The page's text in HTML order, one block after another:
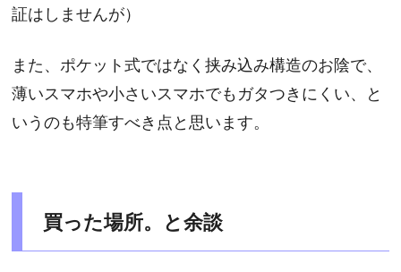
証はしませんが）
また、ポケット式ではなく挟み込み構造のお陰で、
薄いスマホや小さいスマホでもガタつきにくい、と
いうのも特筆すべき点と思います。
買った場所。と余談